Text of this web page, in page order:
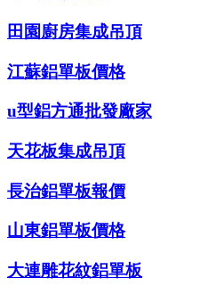
田園廚房集成吊頂
江蘇鋁單板價格
u型鋁方通批發廠家
天花板集成吊頂
長治鋁單板報價
山東鋁單板價格
大連雕花紋鋁單板